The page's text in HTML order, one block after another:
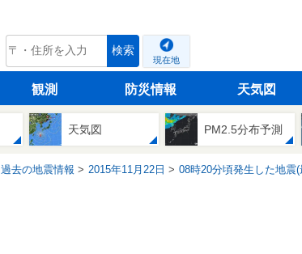
tenki.jp 検索
現在地
観測 防災情報 天気図
天気図 PM2.5分布予測
過去の地震情報 2015年11月22日 08時20分頃発生した地震